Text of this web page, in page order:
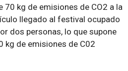
70 kg de emisiones de CO2 a la
llegado al festival ocupado
dos personas, lo que supone
kg de emisiones de C02